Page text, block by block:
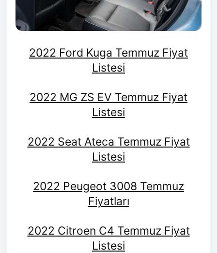
2022 Ford Kuga Temmuz Fiyat
Listesi
2022 MG ZS EV Temmuz Fiyat
Listesi
2022 Seat Ateca Temmuz Fiyat
Listesi
2022 Peugeot 3008 Temmuz
Fiyatları
2022 Citroen C4 Temmuz Fiyat
Listesi